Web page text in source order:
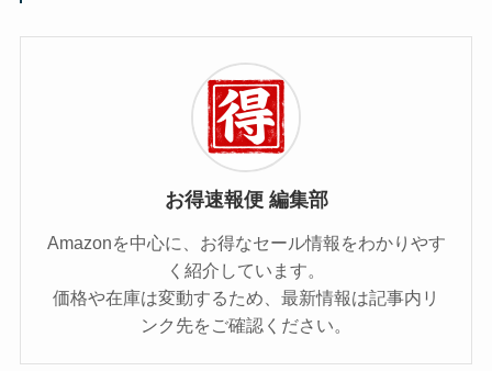
お得速報便 編集部
Amazonを中心に、お得なセール情報をわかりやす
く紹介しています。
価格や在庫は変動するため、最新情報は記事内リ
ンク先をご確認ください。